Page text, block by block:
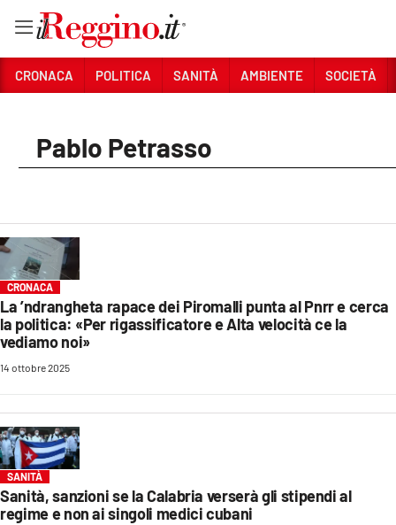
CRONACA
SANITÀ
AMBIENTE
SOCIETÀ
CULTURA
ECONOMIA E LAVORO
EVENTI
SPORT
Streaming
CRONACA POLITICA SANITÀ AMBIENTE SOCIETÀ
Pablo Petrasso
CRONACA
La ’ndrangheta rapace dei Piromalli punta al Pnrr e cerca
la politica: «Per rigassificatore e Alta velocità ce la
vediamo noi»
14 ottobre 2025
SANITÀ
Sanità, sanzioni se la Calabria verserà gli stipendi al
regime e non ai singoli medici cubani